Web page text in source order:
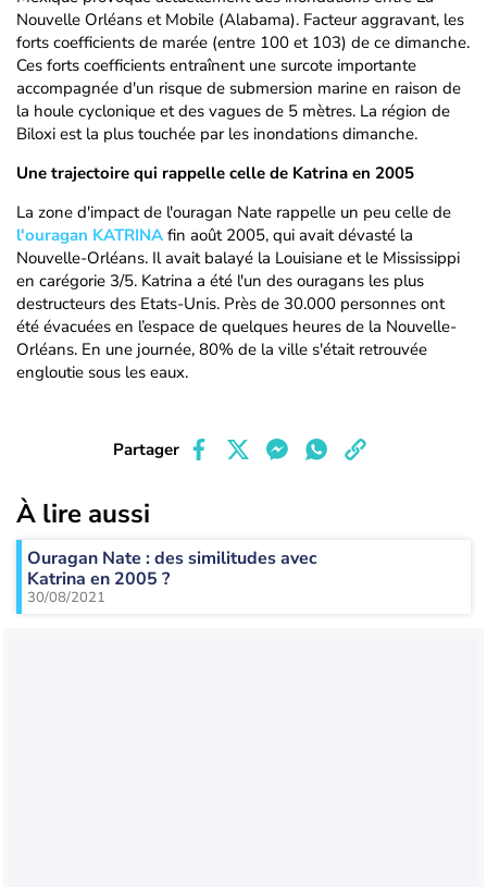
Nouvelle Orléans et Mobile (Alabama). Facteur aggravant, les
forts coefficients de marée (entre 100 et 103) de ce dimanche.
Ces forts coefficients entraînent une surcote importante
accompagnée d'un risque de submersion marine en raison de
la houle cyclonique et des vagues de 5 mètres. La région de
Biloxi est la plus touchée par les inondations dimanche.
Une trajectoire qui rappelle celle de Katrina en 2005
La zone d'impact de l'ouragan Nate rappelle un peu celle de
l'ouragan KATRINA fin août 2005, qui avait dévasté la
Nouvelle-Orléans. Il avait balayé la Louisiane et le Mississippi
en carégorie 3/5. Katrina a été l'un des ouragans les plus
destructeurs des Etats-Unis. Près de 30.000 personnes ont
été évacuées en l’espace de quelques heures de la Nouvelle-
Orléans. En une journée, 80% de la ville s'était retrouvée
engloutie sous les eaux.
Partager
À lire aussi
Ouragan Nate : des similitudes avec
Katrina en 2005 ?
30/08/2021